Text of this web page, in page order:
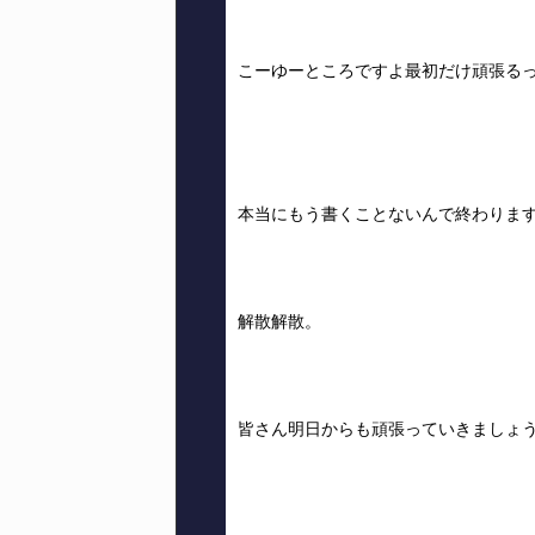
こーゆーところですよ最初だけ頑張る
本当にもう書くことないんで終わります
解散解散。
皆さん明日からも頑張っていきましょう